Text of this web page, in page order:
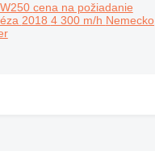
cena na požiadanie
2018 4 300 m/h Nemecko,